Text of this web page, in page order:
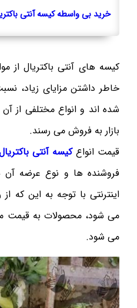
خرید بی واسطه کیسه آنتی
کیسه های آنتی باکتریال از
خاطر داشتن مزایای زیاد،
شده اند و انواع مختلفی از
بازار به فروش می رسند.
قیمت انواعکیسه آنتی
فروشنده ها و نوع عرضه آن
اینترنتی با توجه به این که
می شود، محصولات به قیمت
می شود.